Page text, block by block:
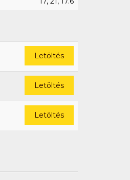
Letöltés
Letöltés
Letöltés